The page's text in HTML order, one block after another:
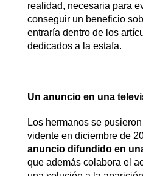
realidad, necesaria para
conseguir un beneficio
entraría dentro de los
dedicados a la estafa.
Un anuncio en una
Los hermanos se
vidente en diciembre de
anuncio difundido en
que además colabora el